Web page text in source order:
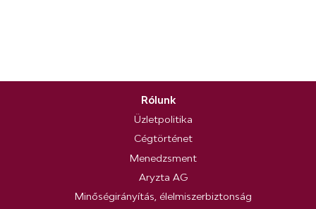
Rólunk
Üzletpolitika
Cégtörténet
Menedzsment
Aryzta AG
Minőségirányítás, élelmiszerbiztonság